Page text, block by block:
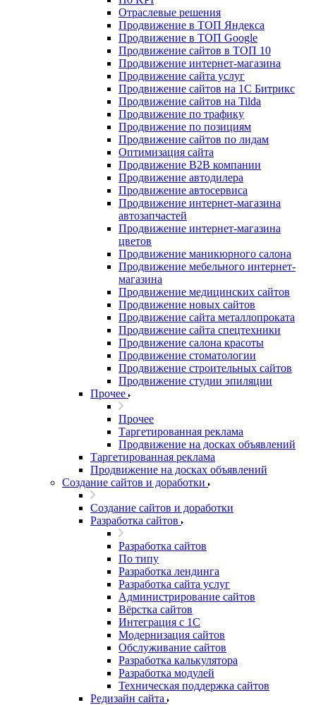
Отраслевые решения
Продвижение в ТОП Яндекса
Продвижение в ТОП Google
Продвижение сайтов в ТОП 10
Продвижение интернет-магазина
Продвижение сайта услуг
Продвижение сайтов на 1С Битрикс
Продвижение сайтов на Tilda
Продвижение по трафику
Продвижение по позициям
Продвижение сайтов по лидам
Оптимизация сайта
Продвижение B2B компании
Продвижение автодилера
Продвижение автосервиса
Продвижение интернет-магазина
автозапчастей
Продвижение интернет-магазина
цветов
Продвижение маникюрного салона
Продвижение мебельного интернет-
магазина
Продвижение медицинских сайтов
Продвижение новых сайтов
Продвижение сайта металлопроката
Продвижение сайта спецтехники
Продвижение салона красоты
Продвижение стоматологии
Продвижение строительных сайтов
Продвижение студии эпиляции
Прочее
Прочее
Таргетированная реклама
Продвижение на досках объявлений
Таргетированная реклама
Продвижение на досках объявлений
Создание сайтов и доработки
Создание сайтов и доработки
Разработка сайтов
Разработка сайтов
По типу
Разработка лендинга
Разработка сайта услуг
Администрирование сайтов
Вёрстка сайтов
Интеграция с 1С
Модернизация сайтов
Обслуживание сайтов
Разработка калькулятора
Разработка модулей
Техническая поддержка сайтов
Редизайн сайта